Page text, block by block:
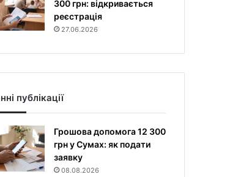
300 грн: відкривається
реєстрація
27.06.2026
публікації
Грошова допомога 12 300
грн у Сумах: як подати
заявку
08.08.2026